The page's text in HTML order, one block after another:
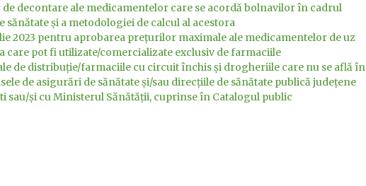
decontare ale medicamentelor care se acordă bolnavilor în cadrul
şi a metodologiei de calcul al acestora
2023 pentru aprobarea preţurilor maximale ale medicamentelor de uz
care pot fi utilizate/comercializate exclusiv de farmaciile
de distribuţie/farmaciile cu circuit închis şi drogheriile care nu se află în
de asigurări de sănătate şi/sau direcţiile de sănătate publică judeţene
sau/şi cu Ministerul Sănătăţii, cuprinse în Catalogul public